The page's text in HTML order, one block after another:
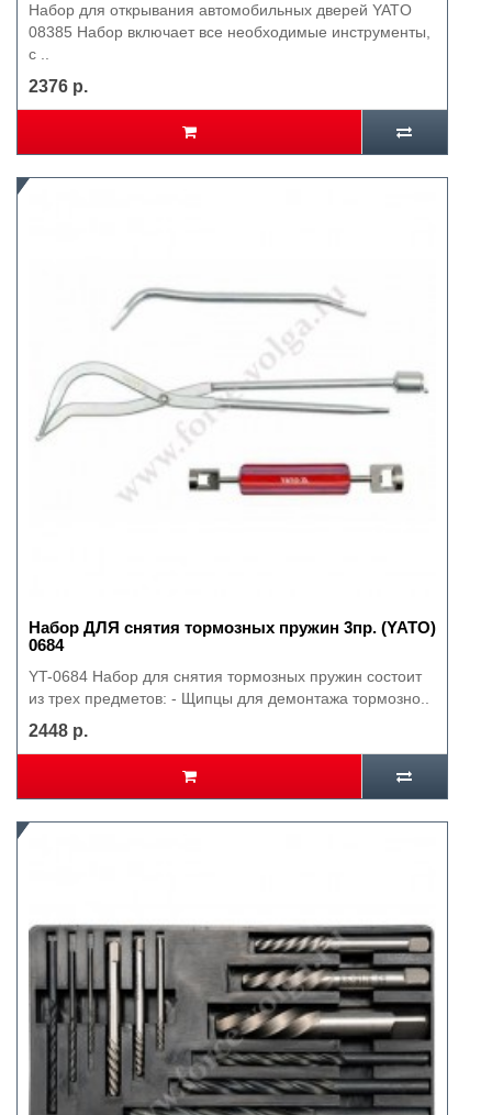
Набор для открывания автомобильных дверей YATO
08385 Набор включает все необходимые инструменты,
с ..
2376 р.
Набор ДЛЯ снятия тормозных пружин 3пр. (YATO)
0684
YT-0684 Набор для снятия тормозных пружин состоит
из трех предметов: - Щипцы для демонтажа тормозно..
2448 р.